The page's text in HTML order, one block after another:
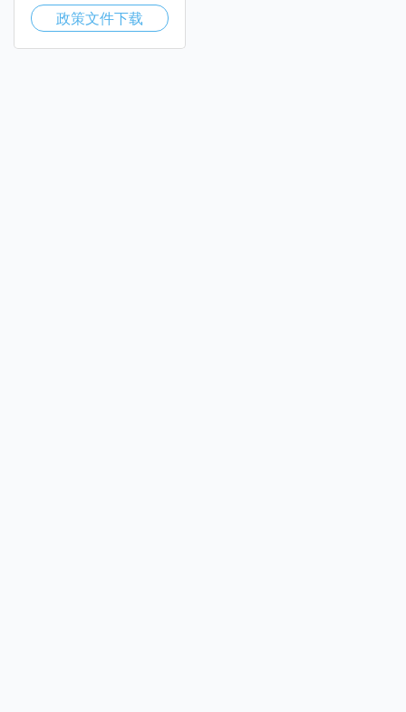
政策文件下载